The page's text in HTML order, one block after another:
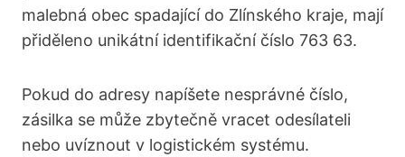
malebná obec spadající do Zlínského kraje, mají
přiděleno unikátní identifikační číslo 763 63.
Pokud do adresy napíšete nesprávné číslo,
zásilka se může zbytečně vracet odesílateli
nebo uvíznout v logistickém systému.